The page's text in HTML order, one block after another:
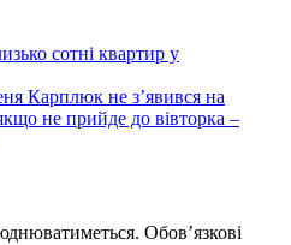
сотні квартир у
Карплюк не з’явився на
не прийде до вівторка –
Обов’язкові